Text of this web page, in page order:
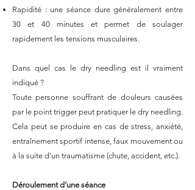
Rapidité : une séance dure généralement entre
30 et 40 minutes et permet de soulager
rapidement les tensions musculaires.
Dans quel cas le dry needling est il vraiment
indiqué ?
Toute personne souffrant de douleurs causées
par le point trigger peut pratiquer le dry needling.
Cela peut se produire en cas de stress, anxiété,
entraînement sportif intense, faux mouvement ou
à la suite d’un traumatisme (chute, accident, etc.).​
Déroulement d’une séance